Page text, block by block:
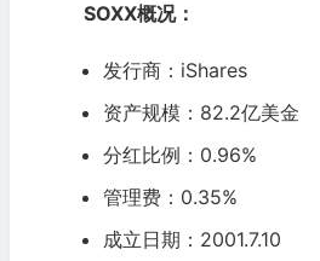
SOXX概况：
发行商：iShares
资产规模：82.2亿美金
分红比例：0.96%
管理费：0.35%
成立日期：2001.7.10